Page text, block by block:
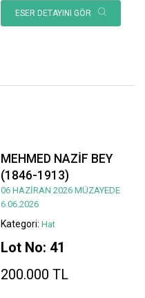
ESER DETAYINI GÖR
MEHMED NAZİF BEY
(1846-1913)
06 HAZİRAN 2026 MÜZAYEDE
6.06.2026
Kategori: Hat
Lot No: 41
200.000 TL